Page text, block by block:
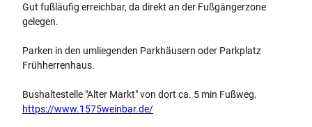
Gut fußläufig erreichbar, da direkt an der Fußgängerzone
gelegen.
Parken in den umliegenden Parkhäusern oder Parkplatz
Frühherrenhaus.
Bushaltestelle "Alter Markt" von dort ca. 5 min Fußweg.
https://www.1575weinbar.de/